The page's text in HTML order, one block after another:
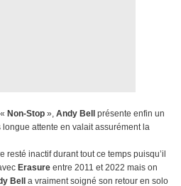
Non-Stop », Andy Bell présente enfin un
attente en valait assurément la
resté inactif durant tout ce temps puisqu’il
Erasure entre 2011 et 2022 mais on
Bell a vraiment soigné son retour en solo